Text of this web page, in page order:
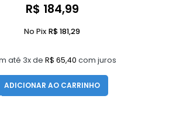
R$ 184,99
até 3x de R$ 65,40 com juros
No Pix R$181,29
ADICIONAR AO CARRINHO